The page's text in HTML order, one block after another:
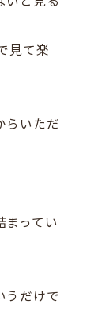
見て楽
らいただ
ってい
うだけで